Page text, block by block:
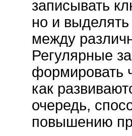
записывать
но и
между
Регулярные
формировать
как
очередь,
повышению